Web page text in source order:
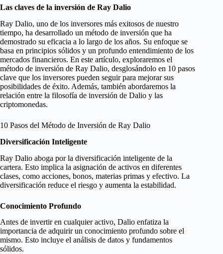
Las claves de la inversión de Ray Dalio
Ray Dalio, uno de los inversores más exitosos de nuestro
tiempo, ha desarrollado un método de inversión que ha
demostrado su eficacia a lo largo de los años. Su enfoque se
basa en principios sólidos y un profundo entendimiento de los
mercados financieros. En este artículo, exploraremos el
método de inversión de Ray Dalio, desglosándolo en 10 pasos
clave que los inversores pueden seguir para mejorar sus
posibilidades de éxito. Además, también abordaremos la
relación entre la filosofía de inversión de Dalio y las
criptomonedas.
10 Pasos del Método de Inversión de Ray Dalio
Diversificación Inteligente
Ray Dalio aboga por la diversificación inteligente de la
cartera. Esto implica la asignación de activos en diferentes
clases, como acciones, bonos, materias primas y efectivo. La
diversificación reduce el riesgo y aumenta la estabilidad.
Conocimiento Profundo
Antes de invertir en cualquier activo, Dalio enfatiza la
importancia de adquirir un conocimiento profundo sobre el
mismo. Esto incluye el análisis de datos y fundamentos
sólidos.